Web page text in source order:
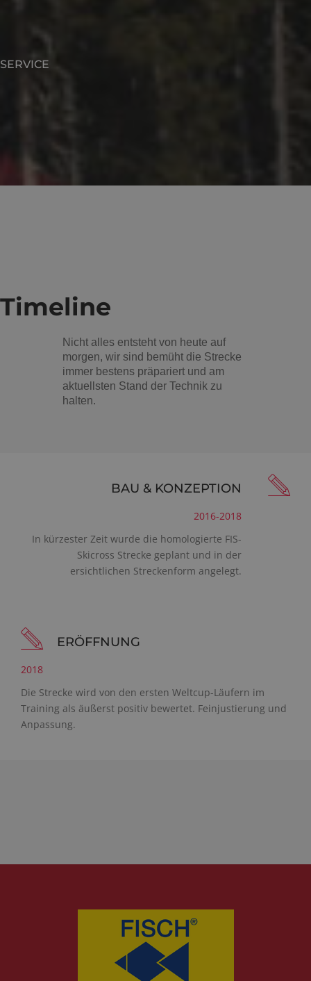
SERVICE
Timeline
Nicht alles entsteht von heute auf
morgen, wir sind bemüht die Strecke
immer bestens präpariert und am
aktuellsten Stand der Technik zu
halten.
BAU & KONZEPTION
2016-2018
In kürzester Zeit wurde die homologierte FIS-
Skicross Strecke geplant und in der
ersichtlichen Streckenform angelegt.
ERÖFFNUNG
2018
Die Strecke wird von den ersten Weltcup-Läufern im
Training als äußerst positiv bewertet. Feinjustierung und
Anpassung.